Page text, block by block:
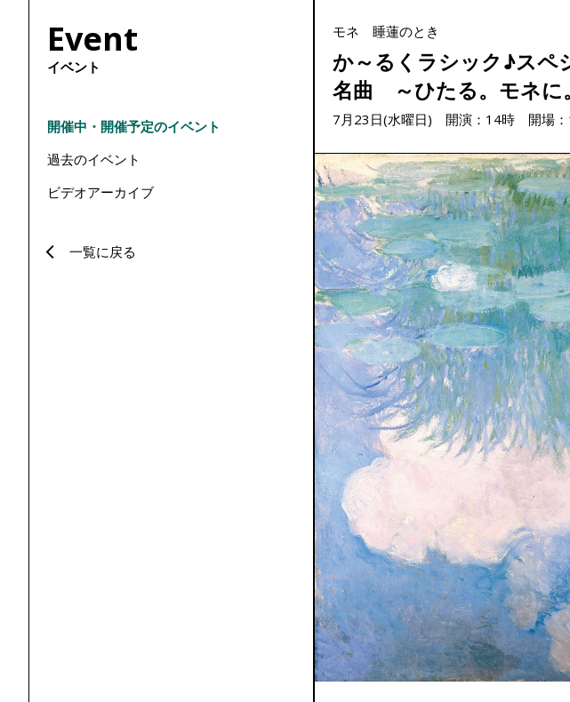
Event
イベント
開催中・開催予定のイベント
過去のイベント
ビデオアーカイブ
一覧に戻る
モネ 睡蓮のとき
か～るくラシック♪ス
名曲 ～ひたる。モネに
7月23日(水曜日) 開演：14時 開場：